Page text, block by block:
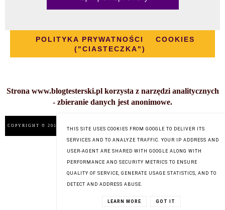
POLITYKA PRYWATNOŚCI
COOKIES
("CIASTECZKA")
Strona www.blogtesterski.pl korzysta z narzędzi analitycznych
- zbieranie danych jest anonimowe.
COPYRIGHT © 2014
KAROGRAFIA.PL
THIS SITE USES COOKIES FROM GOOGLE TO DELIVER ITS
SERVICES AND TO ANALYZE TRAFFIC. YOUR IP ADDRESS AND
USER-AGENT ARE SHARED WITH GOOGLE ALONG WITH
PERFORMANCE AND SECURITY METRICS TO ENSURE
QUALITY OF SERVICE, GENERATE USAGE STATISTICS, AND TO
DETECT AND ADDRESS ABUSE.
LEARN MORE GOT IT